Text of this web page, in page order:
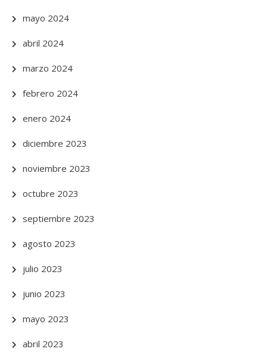
mayo 2024
abril 2024
marzo 2024
febrero 2024
enero 2024
diciembre 2023
noviembre 2023
octubre 2023
septiembre 2023
agosto 2023
julio 2023
junio 2023
mayo 2023
abril 2023